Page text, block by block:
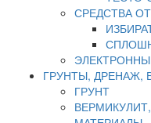
СРЕДСТВА
ГРУНТЫ, ДРЕНАЖ,
ГРУНТ